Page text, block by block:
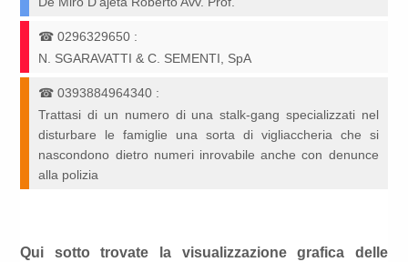
☎0296329650 :
N. SGARAVATTI & C. SEMENTI, SpA
☎0393884964340 :
Trattasi di un numero di una stalk-gang specializzati nel
disturbare le famiglie una sorta di vigliaccheria che si
nascondono dietro numeri inrovabile anche con denunce
alla polizia
Qui sotto trovate la visualizzazione grafica delle